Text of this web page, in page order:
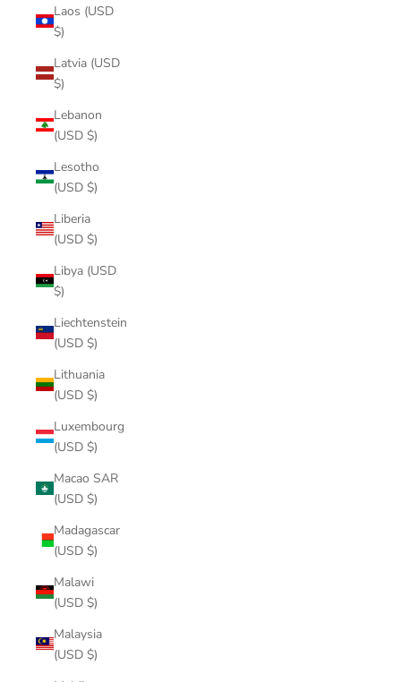
Laos (USD
$)
Latvia (USD
$)
Lebanon
(USD $)
Lesotho
(USD $)
Liberia
(USD $)
Libya (USD
$)
Liechtenstein
(USD $)
Lithuania
(USD $)
Luxembourg
(USD $)
Macao SAR
(USD $)
Madagascar
(USD $)
Malawi
(USD $)
Malaysia
(USD $)